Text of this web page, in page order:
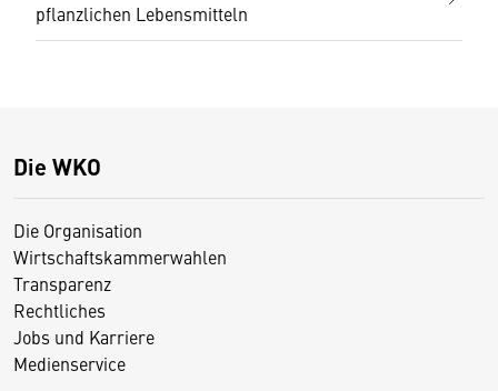
pflanzlichen Lebensmitteln
Die WKO
Die Organisation
Wirtschaftskammerwahlen
Transparenz
Rechtliches
Jobs und Karriere
Medienservice